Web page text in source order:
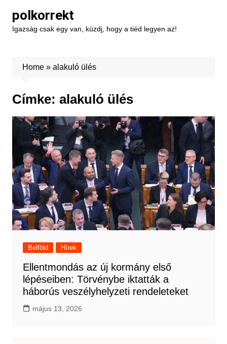
content
polkorrekt
Igazság csak egy van, küzdj, hogy a tiéd legyen az!
Home» alakuló ülés
Címke: alakuló ülés
Belföld Hírek
Ellentmondás az új kormány első
lépéseiben: Törvénybe iktatták a
háborús veszélyhelyzeti rendeleteket
május 13, 2026